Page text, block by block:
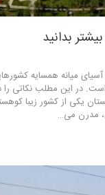
بدانید
میانه همسایه
در این مطلب نکاتی را
یکی از کشور زیبا
مدرن می…